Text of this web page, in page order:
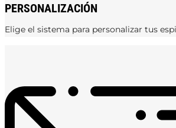
PERSONALIZACIÓN
Elige el sistema para personalizar tus